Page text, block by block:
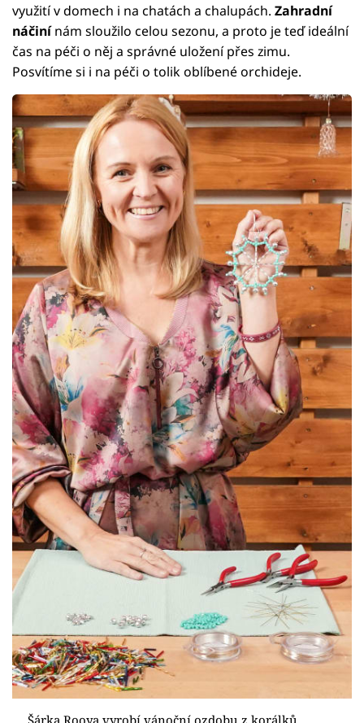
využití v domech i na chatách a chalupách. Zahradní
náčinínám sloužilo celou sezonu, a proto je teď ideální
čas na péči o něj a správné uložení přes zimu.
Posvítíme si i na péči o tolik oblíbené orchideje.
Šárka Rooya vyrobí vánoční ozdobu z korálků